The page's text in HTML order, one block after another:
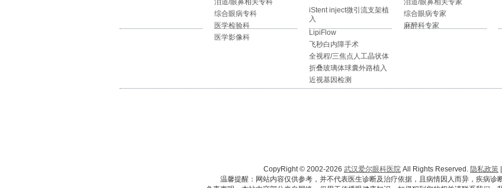
泪道/眼鼻相关专科
综合眼病专科
医学检验科
医学影像科
iStent inject微引流支架植
入
LipiFlow
飞秒白内障手术
全视程/三焦点人工晶状体
折叠玻璃体球囊外路植入
近视基因检测
泪道/眼鼻相关专家
综合眼病专家
麻醉科专家
CopyRight © 2002-2026 武汉爱尔眼科医院 All Rights Reserved. 隐私政策
温馨提醒：网站内容仅供参考，并不代表医生诊断及治疗依据，且病情因人而异，疾病诊